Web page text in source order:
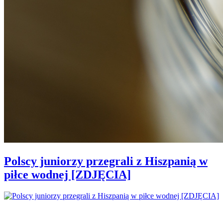
Polscy juniorzy przegrali z Hiszpanią w
piłce wodnej [ZDJĘCIA]